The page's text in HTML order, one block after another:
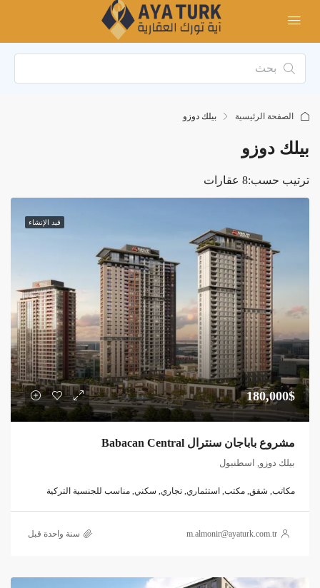
الصفحة الرئيسية بيلك دوزو
بيلك دوزو
8 عقاراتترتيب حسب:
قيد الإنشاء
180,000$
مشروع باباجان سنترال Babacan Central
بيلك دوزو, اسطنبول
مكاتب, شقق, مكتب, استثماري, تجاري, سكني, مناسب للجنسية التركية
m.almonir@ayaturk.com.tr ‏سنة واحدة قبل